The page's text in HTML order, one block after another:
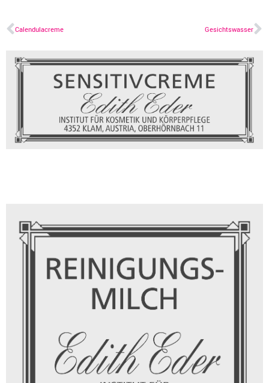
Calendulacreme Gesichtswasser